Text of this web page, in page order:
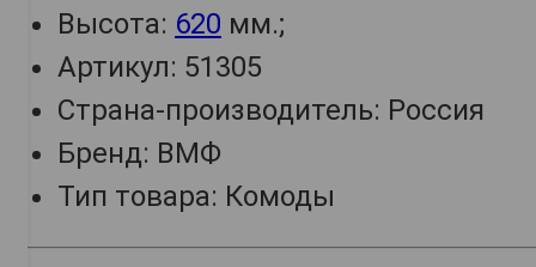
Высота: 620 мм.;
Артикул: 51305
Страна-производитель: Россия
Бренд: ВМФ
Тип товара: Комоды